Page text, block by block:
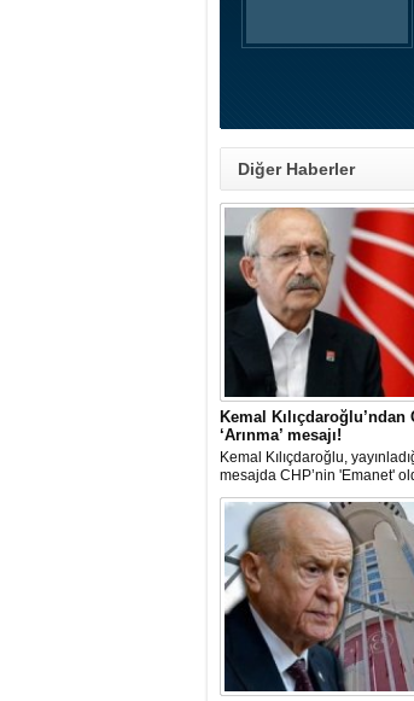
Diğer Haberler
Kemal Kılıçdaroğlu’ndan
‘Arınma’ mesajı!
Kemal Kılıçdaroğlu,
mesajda CHP’nin 'Emanet'
vurgulayıp 'Arınma' ve 'İç
ifadelerini kullandı.
içi süreçlere ve Yargı
doğrudan değinilmemesi